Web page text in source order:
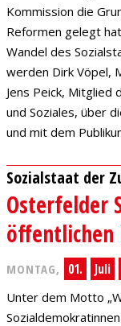
Kommission die
Reformen gelegt
Wandel des
werden Dirk Vöpel,
Jens Peick, Mitglied
und Soziales, über
und mit dem
Sozialstaat der
Osterfelder
öffentlichen
MONTAG, 01. Juli
Unter dem Motto